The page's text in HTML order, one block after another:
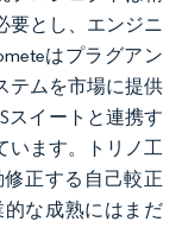
要とし、エンジニ
はプラグアン
テムを市場に提供
スイートと連携す
います。トリノ工
正する自己較正
な成熟にはまだ